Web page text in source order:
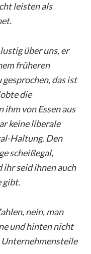
leisten als
über uns, er
früheren
das ist
die
ihm von Essen aus
keine liberale
Haltung. Den
scheißegal,
ihr seid ihnen auch
gibt.
nein, man
und hinten nicht